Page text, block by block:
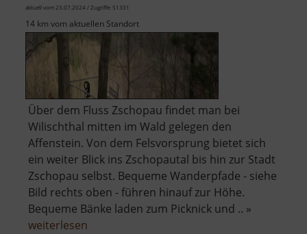
aktuell vom 23.07.2024 / Zugriffe: 51331
14 km vom aktuellen Standort
Über dem Fluss Zschopau findet man bei
Wilischthal mitten im Wald gelegen den
Affenstein. Von dem Felsvorsprung bietet sich
ein weiter Blick ins Zschopautal bis hin zur Stadt
Zschopau selbst. Bequeme Wanderpfade - siehe
Bild rechts oben - führen hinauf zur Höhe.
Bequeme Bänke laden zum Picknick und .. »
weiterlesen